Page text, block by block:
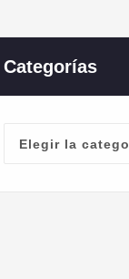
Categorías
Categorías